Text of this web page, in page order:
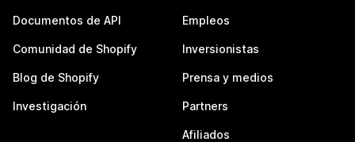
Documentos de API
Comunidad de Shopify
Blog de Shopify
Investigación
Empleos
Inversionistas
Prensa y medios
Partners
Afiliados